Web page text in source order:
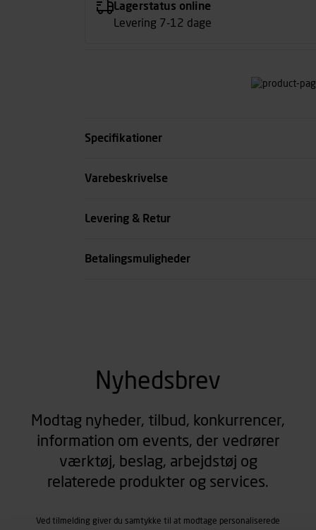
Lagerstatus online
Levering 7-12 dage
Specifikationer
Led antal
Varebeskrivelse
Levering & Retur
Betalingsmuligheder
Nyhedsbrev
Modtag nyheder, tilbud, konkurrencer,
information om events, der vedrører
værktøj, beslag, arbejdstøj og
relaterede produkter og services.
Ved tilmelding giver du samtykke til at modtage personaliserede